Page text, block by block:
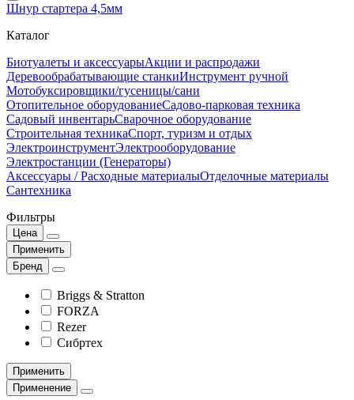
Шнур стартера 4,5мм
Каталог
Биотуалеты и аксессуарыАкции и распродажи
Деревообрабатывающие станкиИнструмент ручной
Мотобуксировщики/гусеницы/сани
Отопительное оборудованиеСадово-парковая техника
Садовый инвентарьСварочное оборудование
Строительная техникаСпорт, туризм и отдых
ЭлектроинструментЭлектрооборудование
Электростанции (Генераторы)
Аксессуары / Расходные материалыОтделочные материалы
Сантехника
Фильтры
Цена
Применить
Бренд
Briggs & Stratton
FORZA
Rezer
Сибртех
Применить
Применение